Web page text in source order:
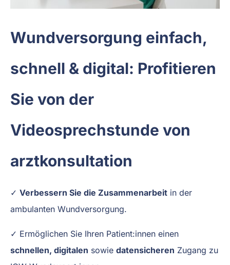
Wundversorgung einfach,
schnell & digital: Profitieren
Sie von der
Videosprechstunde von
arztkonsultation
✓ Verbessern Sie die Zusammenarbeit in der
ambulanten Wundversorgung.
✓ Ermöglichen Sie Ihren Patient:innen einen
schnellen, digitalen sowie datensicheren Zugang zu